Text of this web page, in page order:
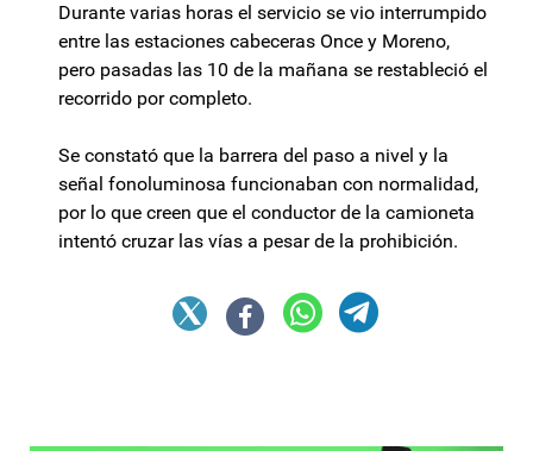
Durante varias horas el servicio se vio interrumpido
entre las estaciones cabeceras Once y Moreno,
pero pasadas las 10 de la mañana se restableció el
recorrido por completo.
Se constató que la barrera del paso a nivel y la
señal fonoluminosa funcionaban con normalidad,
por lo que creen que el conductor de la camioneta
intentó cruzar las vías a pesar de la prohibición.